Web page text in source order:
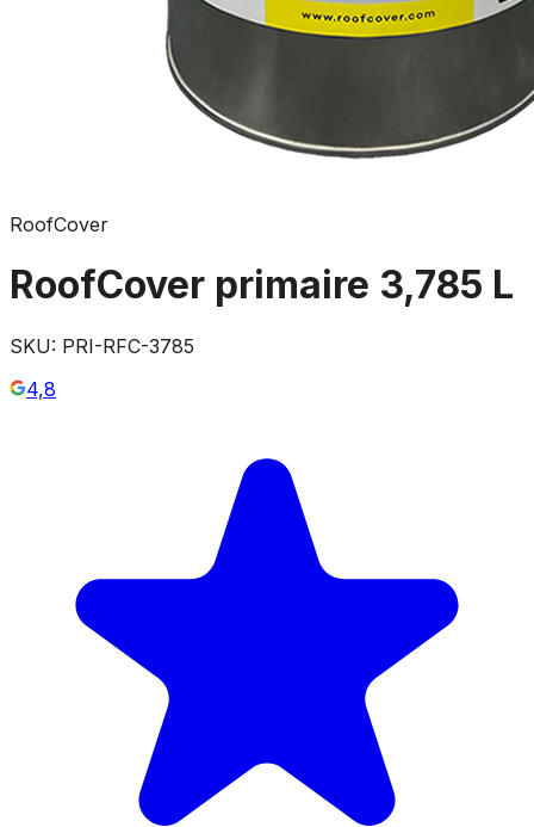
RoofCover
RoofCover primaire 3,785 L
SKU: PRI-RFC-3785
4,8